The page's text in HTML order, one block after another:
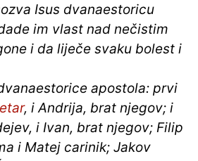
Isus dvanaestoricu
im vlast nad nečistim
i da liječe svaku bolest i
apostola: prvi
, i Andrija, brat njegov; i
i Ivan, brat njegov; Filip
i Matej carinik; Jakov